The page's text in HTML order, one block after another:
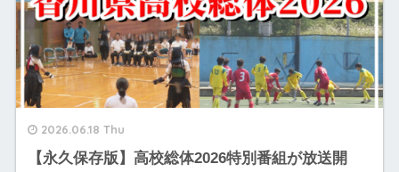
2026.06.18 Thu
【永久保存版】高校総体2026特別番組が放送開